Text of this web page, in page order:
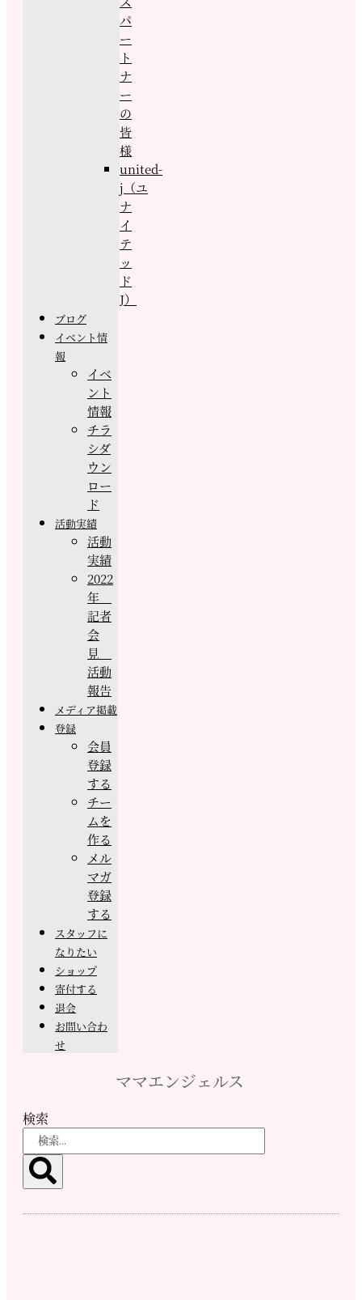
パ
ー
ト
ナ
ー
の
皆
様
united-
j（ユ
ナ
イ
テ
ッ
ド
J）
ブログ
イベント情
報
イベ
ント
情報
チラ
シダ
ウン
ロー
ド
活動実績
活動
実績
2022
年
記者
会
見
活動
報告
メディア掲載
登録
会員
登録
する
チー
ムを
作る
メル
マガ
登録
する
スタッフに
なりたい
ショップ
寄付する
退会
お問い合わ
せ
ママエンジェルス
検索